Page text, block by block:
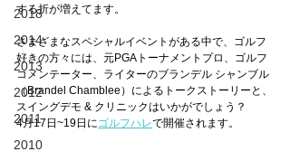
2018
2014
2013
2012
2011
2010
する折が増えてます。
さまざまなスペシャルイベントがある中で、ゴルフ
好きの方々には、元PGAトーナメントプロ、ゴルフ
コメンテーター、ライターのブランデル シャンブル
（Brandel Chamblee）によるトークストーリーと、
スイングデモ & クリニックはいかがでしょう？
4月17日~19日にゴルフハレで開催されます。